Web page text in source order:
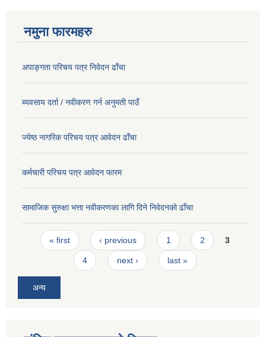
नमुना फारमहरु
अपाङ्गता परिचय पत्र निवेदन ढाँचा
ब्यवसाय दर्ता / नवीकरण गर्न अनुमती पाउँ
ज्येष्ठ नागरिक परिचय पत्र आवेदन ढाँचा
कर्मचारी परिचय पत्र आवेदन फारम
सामाजिक सुरुक्षा भत्ता नवीकरणका लागि दिने निवेदनकाे ढाँचा
Pages
« first ‹ previous 1 2 3
4 next › last »
अन्य